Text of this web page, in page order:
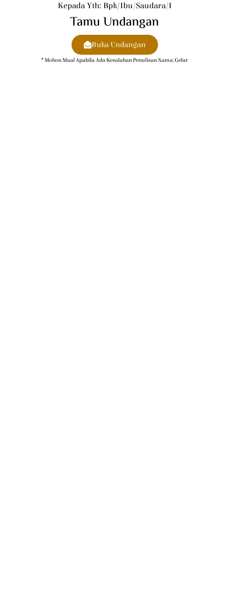
Kepada Yth: Bpk/Ibu/Saudara/i
Tamu Undangan
Buka Undangan
* Mohon Maaf Apabila Ada Kesalahan Penulisan Nama/gelar